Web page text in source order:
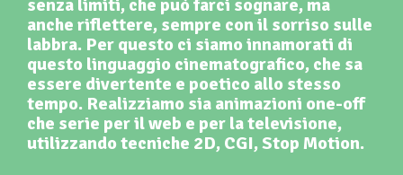
senza limiti, che può farci sognare, ma
anche riflettere, sempre con il sorriso sulle
labbra. Per questo ci siamo innamorati di
questo linguaggio cinematografico, che sa
essere divertente e poetico allo stesso
tempo. Realizziamo sia animazioni one-off
che serie per il web e per la televisione,
utilizzando tecniche 2D, CGI, Stop Motion.